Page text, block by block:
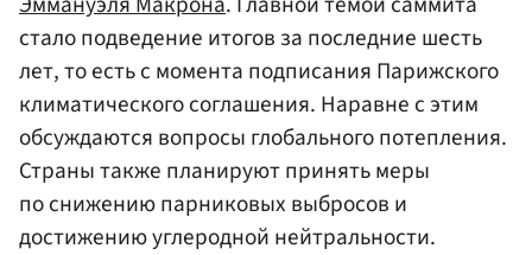
стало подведение итогов за последние шесть
лет, то есть с момента подписания Парижского
климатического соглашения. Наравне с этим
обсуждаются вопросы глобального потепления.
Страны также планируют принять меры
по снижению парниковых выбросов и
достижению углеродной нейтральности.